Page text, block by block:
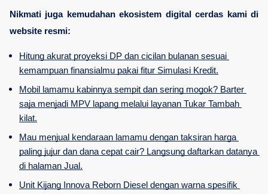
Nikmati juga kemudahan ekosistem digital cerdas kami di
website resmi:
Hitung akurat proyeksi DP dan cicilan bulanan sesuai
kemampuan finansialmu pakai fitur Simulasi Kredit.
Mobil lamamu kabinnya sempit dan sering mogok? Barter
saja menjadi MPV lapang melalui layanan Tukar Tambah
kilat.
Mau menjual kendaraan lamamu dengan taksiran harga
paling jujur dan dana cepat cair? Langsung daftarkan datanya
di halaman Jual.
Unit Kijang Innova Reborn Diesel dengan warna spesifik